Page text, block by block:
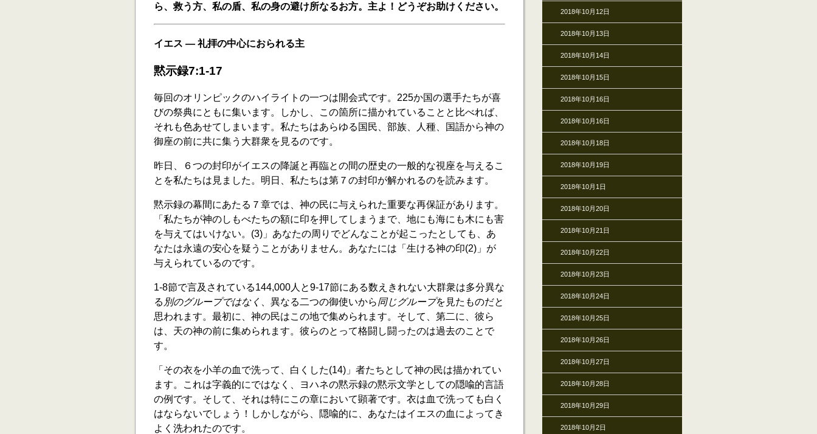
ら、救う方、私の盾、私の身の避け所なるお方。主よ！どうぞお助けください。
イエス ― 礼拝の中心におられる主
黙示録7:1-17
毎回のオリンピックのハイライトの一つは開会式です。225か国の選手たちが喜
びの祭典にともに集います。しかし、この箇所に描かれていることと比べれば、
それも色あせてしまいます。私たちはあらゆる国民、部族、人種、国語から神の
御座の前に共に集う大群衆を見るのです。
昨日、６つの封印がイエスの降誕と再臨との間の歴史の一般的な視座を与えるこ
とを私たちは見ました。明日、私たちは第７の封印が解かれるのを読みます。
黙示録の幕間にあたる７章では、神の民に与えられた重要な再保証があります。
「私たちが神のしもべたちの額に印を押してしまうまで、地にも海にも木にも害
を与えてはいけない。(3)」あなたの周りでどんなことが起こったとしても、あ
なたは永遠の安心を疑うことがありません。あなたには「生ける神の印(2)」が
与えられているのです。
1-8節で言及されている144,000人と9-17節にある数えきれない大群衆は多分異な
る 別のグループではなく 、異なる二つの御使いから同じグループを見たものだと
思われます。最初に、神の民はこの地で集められます。そして、第二に、彼ら
は、天の神の前に集められます。彼らのとって格闘し闘ったのは過去のことで
す。
「その衣を小羊の血で洗って、白くした(14)」者たちとして神の民は描かれてい
ます。これは字義的にではなく、ヨハネの黙示録の黙示文学としての隠喩的言語
の例です。そして、それは特にこの章において顕著です。衣は血で洗っても白く
はならないでしょう！しかしながら、隠喩的に、あなたはイエスの血によってき
よく洗われたのです。
2018年10月12日
2018年10月13日
2018年10月14日
2018年10月15日
2018年10月16日
2018年10月16日
2018年10月18日
2018年10月19日
2018年10月1日
2018年10月20日
2018年10月21日
2018年10月22日
2018年10月23日
2018年10月24日
2018年10月25日
2018年10月26日
2018年10月27日
2018年10月28日
2018年10月29日
2018年10月2日